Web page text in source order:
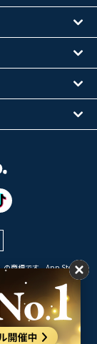
商標です。App Store は